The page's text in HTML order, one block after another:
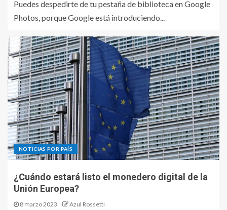
Puedes despedirte de tu pestaña de biblioteca en Google
Photos, porque Google está introduciendo...
NOTICIAS POR PAÍS
¿Cuándo estará listo el monedero digital de la
Unión Europea?
8 marzo 2023 Azul Rossetti